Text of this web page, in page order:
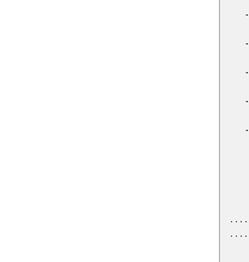
·
·
·
·
·